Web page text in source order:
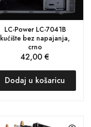
LC-Power LC-7041B
kućište bez napajanja,
crno
42,00€
Dodaj u košaricu